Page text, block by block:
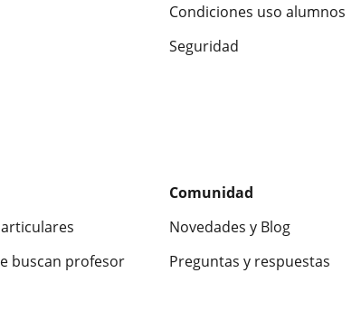
Condiciones uso alumnos
Seguridad
buscan profesor
Comunidad
Novedades y Blog
Preguntas y respuestas